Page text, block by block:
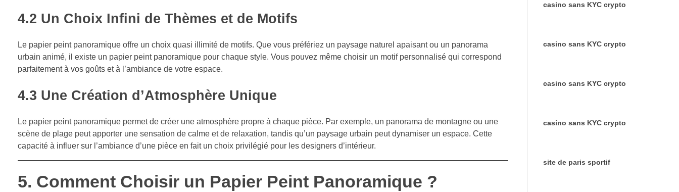
4.2 Un Choix Infini de Thèmes et de Motifs
Le papier peint panoramique offre un choix quasi illimité de motifs. Que vous préfériez un paysage naturel apaisant ou un panorama
urbain animé, il existe un papier peint panoramique pour chaque style. Vous pouvez même choisir un motif personnalisé qui correspond
parfaitement à vos goûts et à l’ambiance de votre espace.
4.3 Une Création d’Atmosphère Unique
Le papier peint panoramique permet de créer une atmosphère propre à chaque pièce. Par exemple, un panorama de montagne ou une
scène de plage peut apporter une sensation de calme et de relaxation, tandis qu’un paysage urbain peut dynamiser un espace. Cette
capacité à influer sur l’ambiance d’une pièce en fait un choix privilégié pour les designers d’intérieur.
5. Comment Choisir un Papier Peint Panoramique ?
casino sans KYC crypto
casino sans KYC crypto
casino sans KYC crypto
casino sans KYC crypto
site de paris sportif